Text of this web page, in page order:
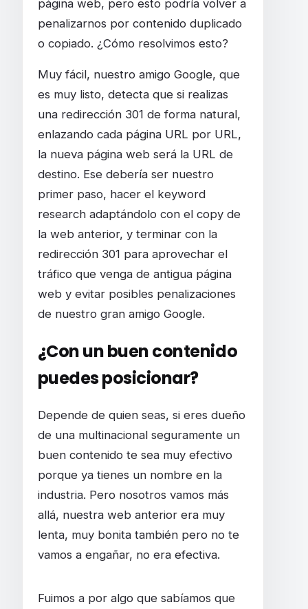
página web, pero esto podría volver a
penalizarnos por contenido duplicado
o copiado. ¿Cómo resolvimos esto?
Muy fácil, nuestro amigo Google, que
es muy listo, detecta que si realizas
una redirección 301 de forma natural,
enlazando cada página URL por URL,
la nueva página web será la URL de
destino. Ese debería ser nuestro
primer paso, hacer el keyword
research adaptándolo con el copy de
la web anterior, y terminar con la
redirección 301 para aprovechar el
tráfico que venga de antigua página
web y evitar posibles penalizaciones
de nuestro gran amigo Google.
¿Con un buen contenido
puedes posicionar?
Depende de quien seas, si eres dueño
de una multinacional seguramente un
buen contenido te sea muy efectivo
porque ya tienes un nombre en la
industria. Pero nosotros vamos más
allá, nuestra web anterior era muy
lenta, muy bonita también pero no te
vamos a engañar, no era efectiva.
Fuimos a por algo que sabíamos que